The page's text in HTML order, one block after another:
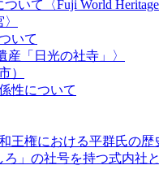
て〈Fuji World Heritage
いて
「日光の社寺」〉
）
性について
王権における平群氏の歴
」の社号を持つ式内社